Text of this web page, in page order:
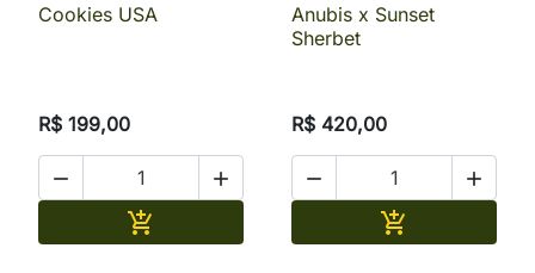
Cookies USA
R$ 199,00
 

Anubis x Sunset
Sherbet
R$ 420,00
 
